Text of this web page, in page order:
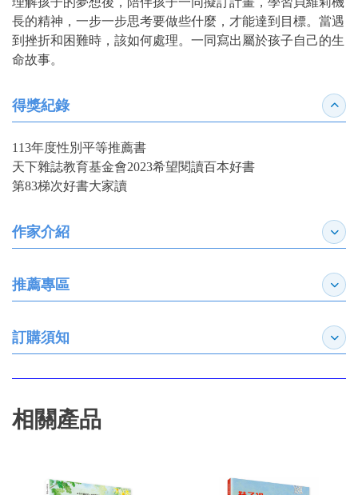
長的精神，一步一步思考要做些什麼，才能達到目標。當遇
到挫折和困難時，該如何處理。一同寫出屬於孩子自己的生
命故事。
得獎紀錄 收合
113年度性別平等推薦書
天下雜誌教育基金會2023希望閱讀百本好書
第83梯次好書大家讀
作家介紹 展開
推薦專區 展開
訂購須知 展開
相關產品